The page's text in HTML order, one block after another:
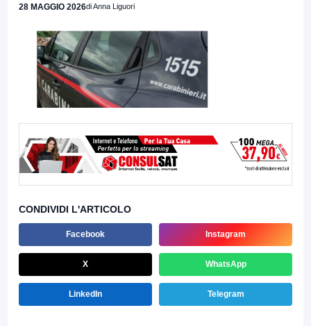
28 MAGGIO 2026di Anna Liguori
CONDIVIDI L'ARTICOLO
Facebook Instagram
X WhatsApp
LinkedIn Telegram